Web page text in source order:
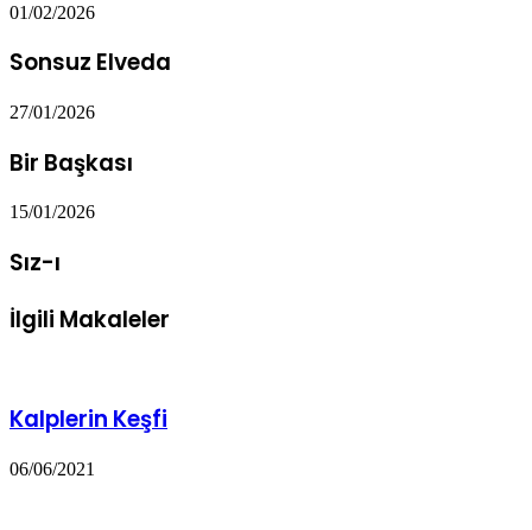
01/02/2026
Sonsuz Elveda
27/01/2026
Bir Başkası
15/01/2026
Sız-ı
İlgili Makaleler
Kalplerin Keşfi
06/06/2021